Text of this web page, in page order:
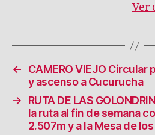
confirmar,
el
sábado
y
otro
Ver
←
CAMERO VIEJO Circular
y ascenso a Cucurucha
→
RUTA DE LAS
la ruta al fin de semana
2.507m y a la Mesa de